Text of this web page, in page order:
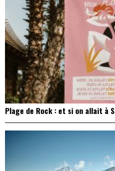
Plage de Rock : et si on allait à